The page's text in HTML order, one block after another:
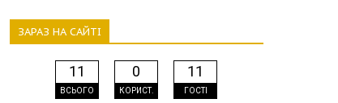
ЗАРАЗ НА САЙТІ
11
ВСЬОГО
0
КОРИСТ.
11
ГОСТІ